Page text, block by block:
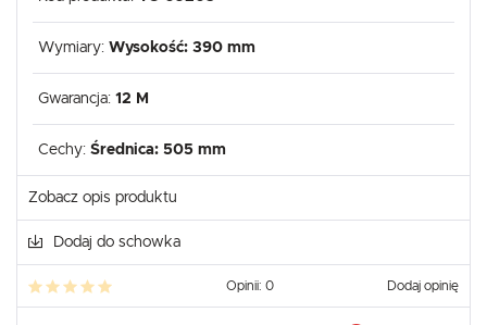
Wymiary: Wysokość: 390 mm
Gwarancja: 12 M
Cechy: Średnica: 505 mm
Zobacz opis produktu
Dodaj do schowka
Opinii: 0 Dodaj opinię